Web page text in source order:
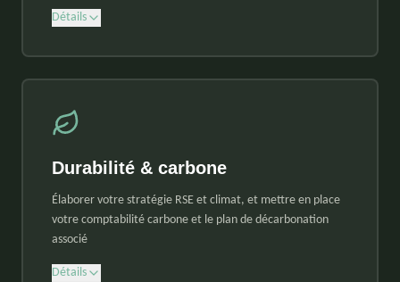
Détails
Durabilité & carbone
Élaborer votre stratégie RSE et climat, et mettre en place
votre comptabilité carbone et le plan de décarbonation
associé
Détails